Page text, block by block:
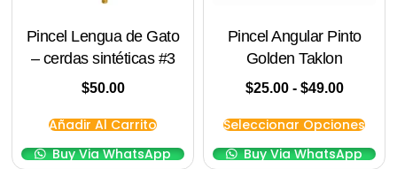
Pincel Lengua de Gato
– cerdas sintéticas #3
$50.00
Añadir Al Carrito
Buy Via WhatsApp
Pincel Angular Pinto
Golden Taklon
$25.00 - $49.00
Seleccionar Opciones
Buy Via WhatsApp